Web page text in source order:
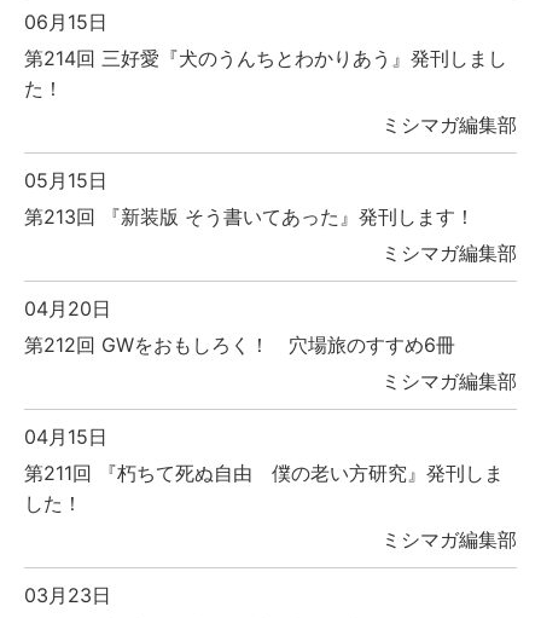
06月15日
第214回 三好愛『犬のうんちとわかりあう』発刊しまし
た！
ミシマガ編集部
05月15日
第213回 『新装版 そう書いてあった』発刊します！
ミシマガ編集部
04月20日
第212回 GWをおもしろく！ 穴場旅のすすめ6冊
ミシマガ編集部
04月15日
第211回 『朽ちて死ぬ自由 僕の老い方研究』発刊しま
した！
ミシマガ編集部
03月23日